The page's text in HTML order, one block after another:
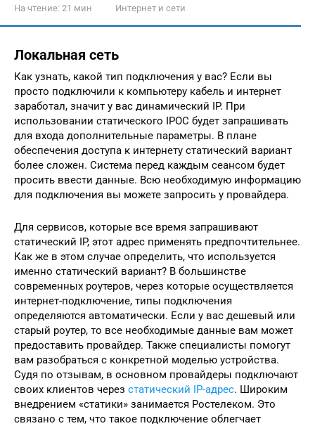
На чтение: 21 мин Интернет и сети
Локальная сеть
Как узнать, какой тип подключения у вас? Если вы
просто подключили к компьютеру кабель и интернет
заработал, значит у вас динамический IP. При
использовании статического IPOC будет запрашивать
для входа дополнительные параметры. В плане
обеспечения доступа к интернету статический вариант
более сложен. Система перед каждым сеансом будет
просить ввести данные. Всю необходимую информацию
для подключения вы можете запросить у провайдера.
Для сервисов, которые все время запрашивают
статический IP, этот адрес применять предпочтительнее.
Как же в этом случае определить, что используется
именно статический вариант? В большинстве
современных роутеров, через которые осуществляется
интернет-подключение, типы подключения
определяются автоматически. Если у вас дешевый или
старый роутер, то все необходимые данные вам может
предоставить провайдер. Также специалисты помогут
вам разобраться с конкретной моделью устройства.
Судя по отзывам, в основном провайдеры подключают
своих клиентов через статический IP-адрес. Широким
внедрением «статики» занимается Ростелеком. Это
связано с тем, что такое подключение облегчает